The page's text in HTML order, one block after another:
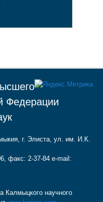
Федерации
г. Элиста, ул. им. И.К.
факс: 2-37-84 e-mail:
Калмыцкого научного